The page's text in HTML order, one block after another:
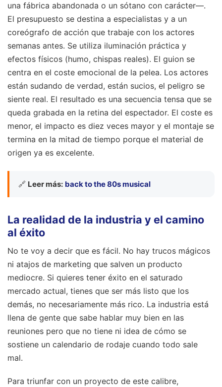
una fábrica abandonada o un sótano con carácter—.
El presupuesto se destina a especialistas y a un
coreógrafo de acción que trabaje con los actores
semanas antes. Se utiliza iluminación práctica y
efectos físicos (humo, chispas reales). El guion se
centra en el coste emocional de la pelea. Los actores
están sudando de verdad, están sucios, el peligro se
siente real. El resultado es una secuencia tensa que se
queda grabada en la retina del espectador. El coste es
menor, el impacto es diez veces mayor y el montaje se
termina en la mitad de tiempo porque el material de
origen ya es excelente.
🔗 Leer más: back to the 80s musical
La realidad de la industria y el camino
al éxito
No te voy a decir que es fácil. No hay trucos mágicos
ni atajos de marketing que salven un producto
mediocre. Si quieres tener éxito en el saturado
mercado actual, tienes que ser más listo que los
demás, no necesariamente más rico. La industria está
llena de gente que sabe hablar muy bien en las
reuniones pero que no tiene ni idea de cómo se
sostiene un calendario de rodaje cuando todo sale
mal.
Para triunfar con un proyecto de este calibre,